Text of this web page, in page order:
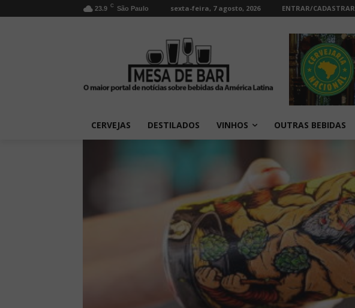
23.9 C São Paulo sexta-feira, 7 agosto, 2026 ENTRAR/CADASTRAR
CERVEJAS DESTILADOS VINHOS OUTRAS BEBIDAS